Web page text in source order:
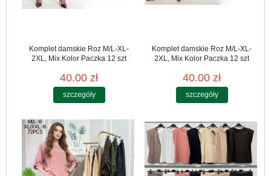
Komplet damskie Roz M/L-XL-
2XL, Mix Kolor Paczka 12 szt
40.00 zł
szczegóły
Komplet damskie Roz M/L-XL-
2XL, Mix Kolor Paczka 12 szt
40.00 zł
szczegóły